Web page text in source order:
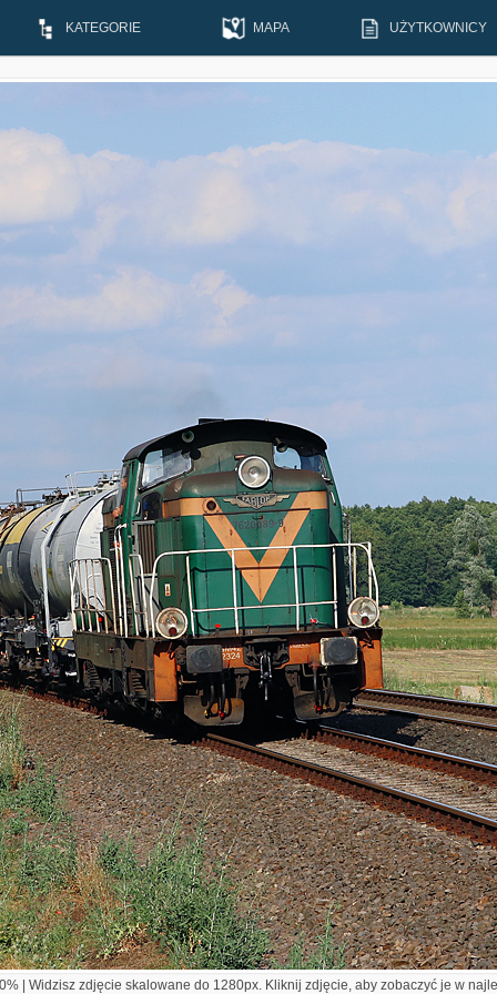
KATEGORIE MAPA UŻYTKOWNICY
| Widzisz zdjęcie skalowane do 1280px. Kliknij zdjęcie, aby zobaczyć je w